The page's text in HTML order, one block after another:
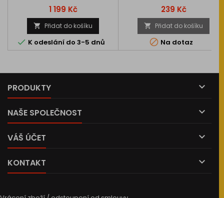
Cena
1 199 Kč
 Přidat do košíku
 K odeslání do 3-5 dnů
Cena
239 Kč
 Přidat do košíku
 Na dotaz
PRODUKTY 
NAŠE SPOLEČNOST 
VÁŠ ÚČET 
KONTAKT 